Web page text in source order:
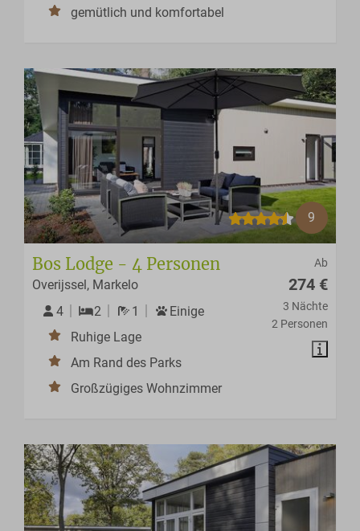
gemütlich und komfortabel
9
Ab
274 €
3 Nächte
2 Personen
Bos Lodge - 4 Personen
Overijssel, Markelo
4
2 1
Einige
Ruhige Lage
Am Rand des Parks
Großzügiges Wohnzimmer